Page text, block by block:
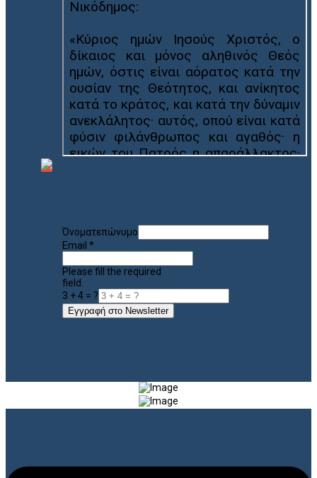
Όνοματεπώνυμο
Email *
Please fill the required
field.
3 + 4 = ?
Εγγραφή στο Newsletter